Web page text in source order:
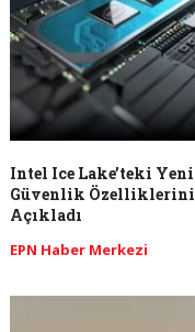
Intel Ice Lake’teki Yeni
Güvenlik Özelliklerini
Açıkladı
EPN Haber Merkezi